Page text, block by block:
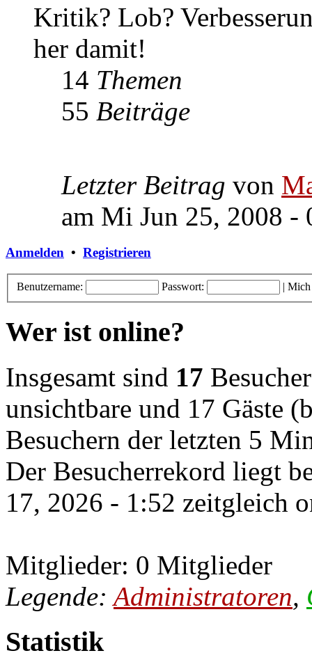
Kritik? Lob?
her damit!
14 Themen
55 Beiträge
Letzter Beitrag von
am Mi Jun 25, 2008 -
Anmelden • Registrieren
Benutzername: Passwort: | Mich
Wer ist online?
Insgesamt sind 17
unsichtbare und 17 Gäste
Besuchern der letzten 5
Der Besucherrekord liegt
17, 2026 - 1:52 zeitgleich
Mitglieder: 0 Mitglieder
Legende:Administratoren,
Statistik